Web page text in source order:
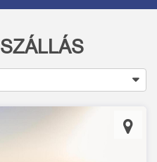
SZÁLLÁS